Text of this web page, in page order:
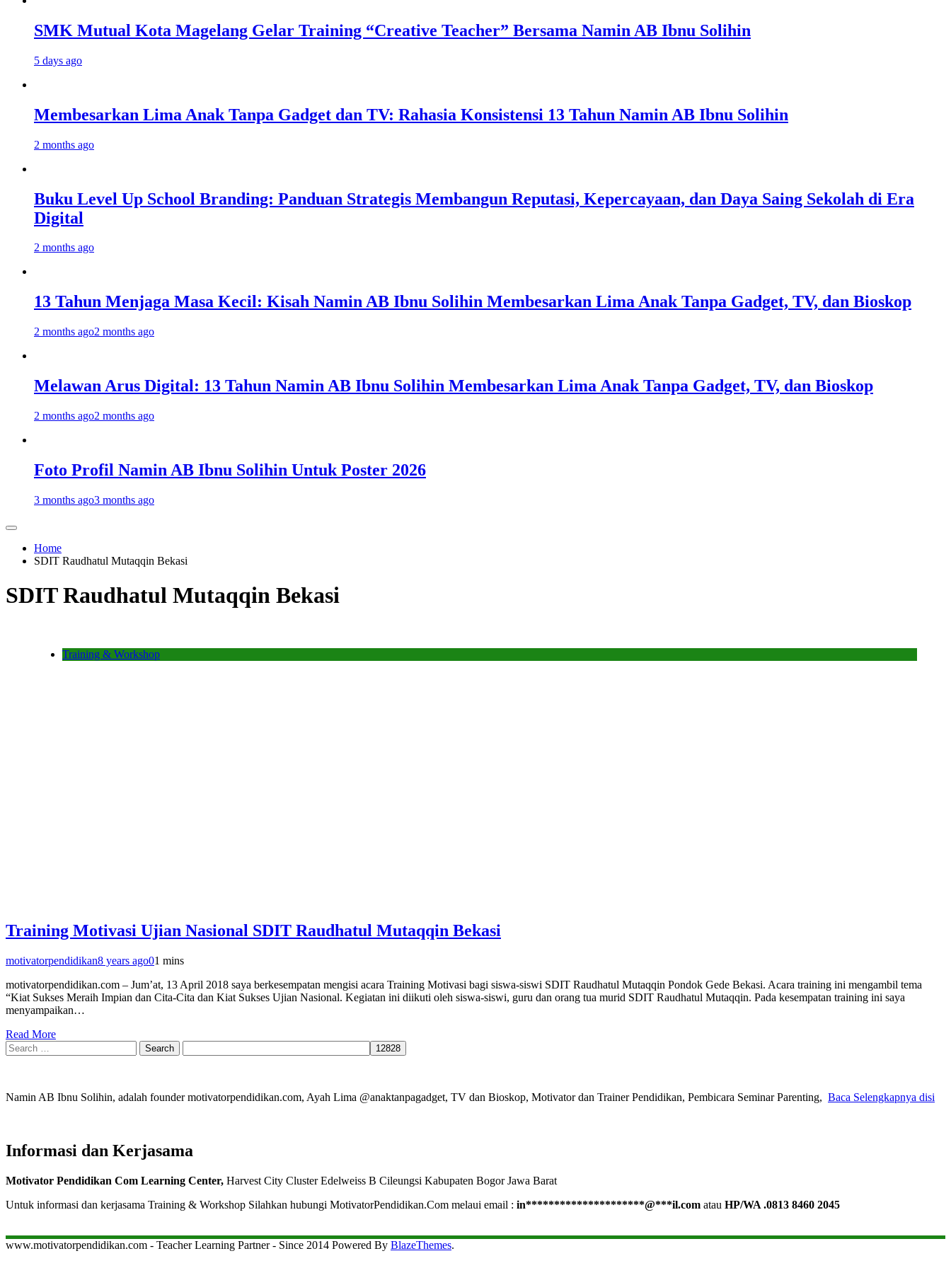
SMK Mutual Kota Magelang Gelar Training “Creative Teacher” Bersama Namin AB Ibnu Solihin
5 days ago
Membesarkan Lima Anak Tanpa Gadget dan TV: Rahasia Konsistensi 13 Tahun Namin AB Ibnu Solihin
2 months ago
Buku Level Up School Branding: Panduan Strategis Membangun Reputasi, Kepercayaan, dan Daya Saing Sekolah di Era
Digital
2 months ago
13 Tahun Menjaga Masa Kecil: Kisah Namin AB Ibnu Solihin Membesarkan Lima Anak Tanpa Gadget, TV, dan Bioskop
2 months ago2 months ago
Melawan Arus Digital: 13 Tahun Namin AB Ibnu Solihin Membesarkan Lima Anak Tanpa Gadget, TV, dan Bioskop
2 months ago2 months ago
Foto Profil Namin AB Ibnu Solihin Untuk Poster 2026
3 months ago3 months ago
Home
SDIT Raudhatul Mutaqqin Bekasi
SDIT Raudhatul Mutaqqin Bekasi
Training & Workshop
Training Motivasi Ujian Nasional SDIT Raudhatul Mutaqqin Bekasi
motivatorpendidikan8 years ago01 mins
motivatorpendidikan.com – Jum’at, 13 April 2018 saya berkesempatan mengisi acara Training Motivasi bagi siswa-siswi SDIT Raudhatul Mutaqqin Pondok Gede Bekasi. Acara training ini mengambil tema
“Kiat Sukses Meraih Impian dan Cita-Cita dan Kiat Sukses Ujian Nasional. Kegiatan ini diikuti oleh siswa-siswi, guru dan orang tua murid SDIT Raudhatul Mutaqqin. Pada kesempatan training ini saya
menyampaikan…
Read More
Search
for:
Namin AB Ibnu Solihin, adalah founder motivatorpendidikan.com, Ayah Lima @anaktanpagadget, TV dan Bioskop, Motivator dan Trainer Pendidikan, Pembicara Seminar Parenting, Baca Selengkapnya disi
Informasi dan Kerjasama
Motivator Pendidikan Com Learning Center, Harvest City Cluster Edelweiss B Cileungsi Kabupaten Bogor Jawa Barat
Untuk informasi dan kerjasama Training & Workshop Silahkan hubungi MotivatorPendidikan.Com melaui email : in*********************@***il.com atau HP/WA .0813 8460 2045
www.motivatorpendidikan.com - Teacher Learning Partner - Since 2014 Powered By BlazeThemes.